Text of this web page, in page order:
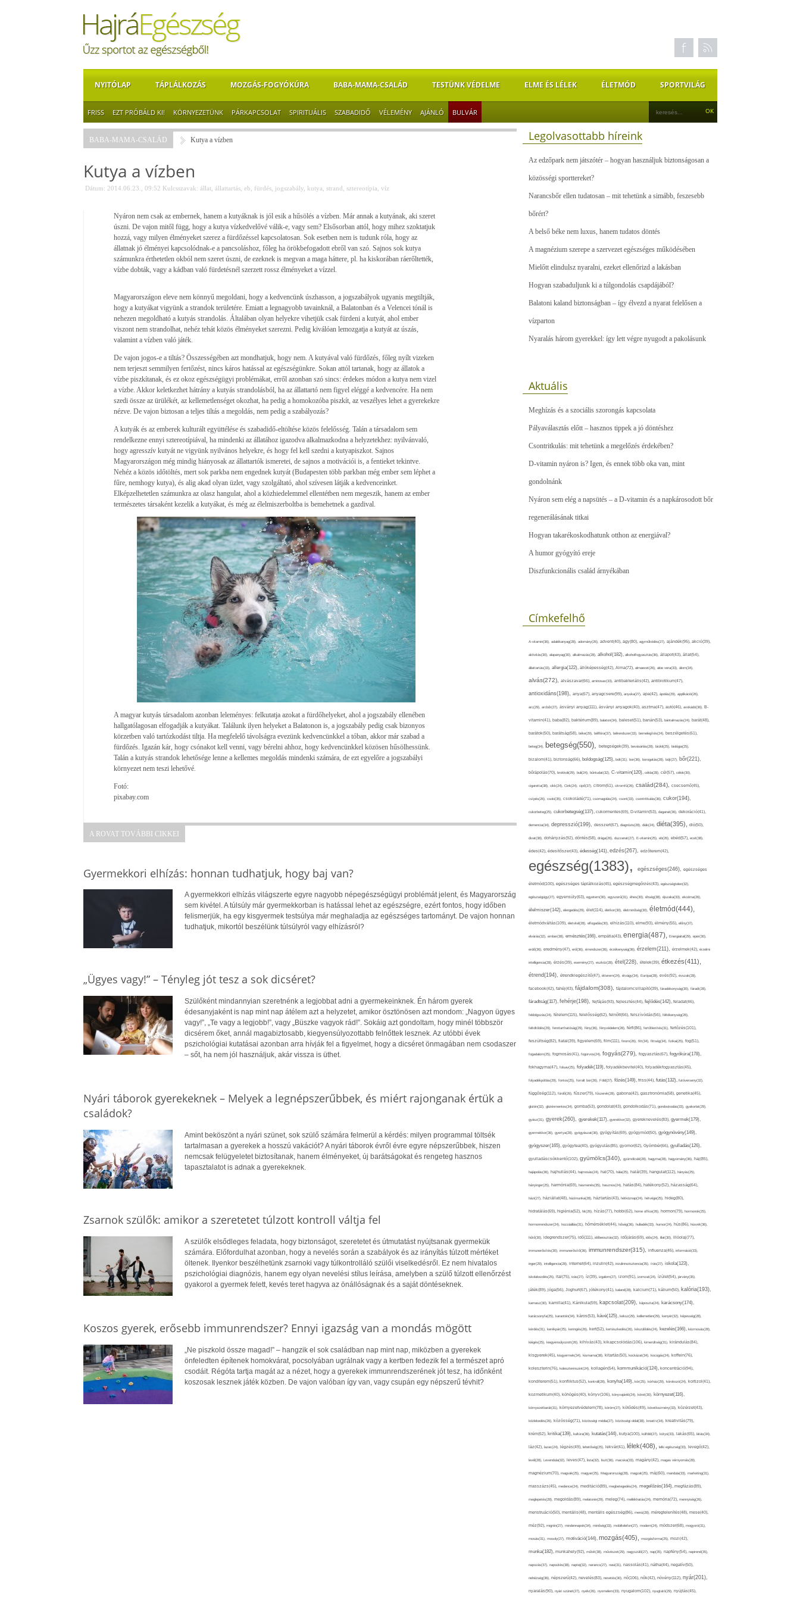
NYITÓLAP TÁPLÁLKOZÁS MOZGÁS-FOGYÓKÚRA BABA-MAMA-CSALÁD TESTÜNK VÉDELME ELME ÉS LÉLEK ÉLETMÓD SPORTVILÁG
FRISS EZT PRÓBÁLD KI! KÖRNYEZETÜNK PÁRKAPCSOLAT SPIRITUÁLIS SZABADIDŐ VÉLEMÉNY AJÁNLÓ BULVÁR
BABA-MAMA-CSALÁD Kutya a vízben
Kutya a vízben
Dátum: 2014.06.23., 09:52 Kulcsszavak: állat, állattartás, eb fürdés, jogszabály, kutya strand sztereotípia víz
Nyáron nem csak az embernek, hanem a kutyáknak is jól esik a hűsölés a vízben. Már annak a kutyának, aki szeret
úszni. De vajon mitől függ, hogy a kutya vízkedvelővé válik-e, vagy sem? Elsősorban attól, hogy mihez szoktatjuk
hozzá, vagy milyen élményeket szerez a fürdőzéssel kapcsolatosan. Sok esetben nem is tudunk róla, hogy az
állatnak jó élményei kapcsolódnak-e a pancsoláshoz, főleg ha örökbefogadott ebről van szó. Sajnos sok kutya
számunkra érthetetlen okból nem szeret úszni, de ezeknek is megvan a maga háttere, pl. ha kiskorában ráerőltették,
vízbe dobták, vagy a kádban való fürdetésnél szerzett rossz élményeket a vízzel.
Magyarországon eleve nem könnyű megoldani, hogy a kedvencünk úszhasson, a jogszabályok ugyanis megtiltják,
hogy a kutyákat vigyünk a strandok területére. Emiatt a legnagyobb tavainknál, a Balatonban és a Velencei tónál is
nehezen megoldható a kutyás strandolás. Általában olyan helyekre vihetjük csak fürdeni a kutyát, ahol ember
viszont nem strandolhat, nehéz tehát közös élményeket szerezni. Pedig kiválóan lemozgatja a kutyát az úszás,
valamint a vízben való játék.
De vajon jogos-e a tiltás? Összességében azt mondhatjuk, hogy nem. A kutyával való fürdőzés, főleg nyílt vizeken
nem terjeszt semmilyen fertőzést, nincs káros hatással az egészségünkre. Sokan attól tartanak, hogy az állatok a
vízbe piszkítanak, és ez okoz egészségügyi problémákat, erről azonban szó sincs: érdekes módon a kutya nem vizel
a vízbe. Akkor keletkezhet hátrány a kutyás strandolásból, ha az állattartó nem figyel eléggé a kedvencére. Ha nem
szedi össze az ürülékét, az kellemetlenséget okozhat, ha pedig a homokozóba piszkít, az veszélyes lehet a gyerekekre
nézve. De vajon biztosan a teljes tiltás a megoldás, nem pedig a szabályozás?
A kutyák és az emberek kulturált együttélése és szabadidő-eltöltése közös felelősség. Talán a társadalom sem
rendelkezne ennyi sztereotípiával, ha mindenki az állatához igazodva alkalmazkodna a helyzetekhez: nyilvánvaló,
hogy agresszív kutyát ne vigyünk nyilvános helyekre, és hogy fel kell szedni a kutyapiszkot. Sajnos
Magyarországon még mindig hiányosak az állattartók ismeretei, de sajnos a motivációi is, a fentieket tekintve.
Nehéz a közös időtöltés, mert sok parkba nem engednek kutyát (Budapesten több parkban még ember sem léphet a
fűre, nemhogy kutya), és alig akad olyan üzlet, vagy szolgáltató, ahol szívesen látják a kedvenceinket.
Elképzelhetetlen számunkra az olasz hangulat, ahol a közhiedelemmel ellentétben nem megeszik, hanem az ember
természetes társaként kezelik a kutyákat, és még az élelmiszerboltba is bemehetnek a gazdival.
A magyar kutyás társadalom azonban leleményes: felkutatja azokat a fürdőhelyeket, ahol a jogszabály ellenében
hallgatólagosan elfogadják a kutyákat. Találunk ilyen helyeket a Balatonon is, a jogszabály pedig csak bizonyos
körzetben való tartózkodást tiltja. Ha megfelelő távolságra evezünk kedvencünkkel a tóban, akkor már szabad a
fürdőzés. Igazán kár, hogy csónakot kell venni, vagy bérelni ahhoz, hogy kedvencünkkel közösen hűsölhessünk.
Talán a kutyás strandok lehetősége lenne a kellemes megoldás mindenki számára, de ezt egyelőre a jogszabályi
környezet nem teszi lehetővé.
Fotó:
pixabay.com
A ROVAT TOVÁBBI CIKKEI
Gyermekkori elhízás: honnan tudhatjuk, hogy baj van?
A gyermekkori elhízás világszerte egyre nagyobb népegészségügyi problémát jelent, és Magyarország
sem kivétel. A túlsúly már gyermekkorban is hatással lehet az egészségre, ezért fontos, hogy időben
felismerjük, ha egy kisgyermek testsúlya már meghaladja az egészséges tartományt. De vajon honnan
tudhatjuk, mikortól beszélünk túlsúlyról vagy elhízásról?
„Ügyes vagy!” – Tényleg jót tesz a sok dicséret?
Szülőként mindannyian szeretnénk a legjobbat adni a gyermekeinknek. Én három gyerek
édesanyjaként is nap mint nap átélem azt a helyzetet, amikor ösztönösen azt mondom: „Nagyon ügyes
vagy!”, „Te vagy a legjobb!”, vagy „Büszke vagyok rád!”. Sokáig azt gondoltam, hogy minél többször
dicsérem őket, annál magabiztosabb, kiegyensúlyozottabb felnőttek lesznek. Az utóbbi évek
pszichológiai kutatásai azonban arra hívják fel a figyelmet, hogy a dicséret önmagában nem csodaszer
– sőt, ha nem jól használjuk, akár vissza is üthet.
Nyári táborok gyerekeknek – Melyek a legnépszerűbbek, és miért rajonganak értük a
családok?
Amint beköszönt a nyári szünet, sok szülő számára felmerül a kérdés: milyen programmal töltsék
tartalmasan a gyerekek a hosszú vakációt? A nyári táborok évről évre egyre népszerűbbek, hiszen
nemcsak felügyeletet biztosítanak, hanem élményeket, új barátságokat és rengeteg hasznos
tapasztalatot is adnak a gyerekeknek.
Zsarnok szülők: amikor a szeretetet túlzott kontroll váltja fel
A szülők elsődleges feladata, hogy biztonságot, szeretetet és útmutatást nyújtsanak gyermekük
számára. Előfordulhat azonban, hogy a nevelés során a szabályok és az irányítás túlzott mértéket
öltenek. Ilyenkor beszélhetünk zsarnoki vagy túlkontrolláló szülői viselkedésről. Ez nem hivatalos
pszichológiai diagnózis, hanem egy olyan nevelési stílus leírása, amelyben a szülő túlzott ellenőrzést
gyakorol a gyermek felett, kevés teret hagyva az önállóságnak és a saját döntéseknek.
Koszos gyerek, erősebb immunrendszer? Ennyi igazság van a mondás mögött
„Ne piszkold össze magad!” – hangzik el sok családban nap mint nap, miközben a gyerekek
önfeledten építenek homokvárat, pocsolyában ugrálnak vagy a kertben fedezik fel a természet apró
csodáit. Régóta tartja magát az a nézet, hogy a gyerekek immunrendszerének jót tesz, ha időnként
koszosak lesznek játék közben. De vajon valóban így van, vagy csupán egy népszerű tévhit?
Legolvasottabb híreink
Az edzőpark nem játszótér – hogyan használjuk biztonságosan a
közösségi sporttereket?
Narancsbőr ellen tudatosan – mit tehetünk a simább, feszesebb
bőrért?
A belső béke nem luxus, hanem tudatos döntés
A magnézium szerepe a szervezet egészséges működésében
Mielőtt elindulsz nyaralni, ezeket ellenőrizd a lakásban
Hogyan szabaduljunk ki a túlgondolás csapdájából?
Balatoni kaland biztonságban – így élvezd a nyarat felelősen a
vízparton
Nyaralás három gyerekkel: így lett végre nyugodt a pakolásunk
Aktuális
Meghízás és a szociális szorongás kapcsolata
Pályaválasztás előtt – hasznos tippek a jó döntéshez
Csontritkulás: mit tehetünk a megelőzés érdekében?
D-vitamin nyáron is? Igen, és ennek több oka van, mint
gondolnánk
Nyáron sem elég a napsütés – a D-vitamin és a napkárosodott bőr
regenerálásának titkai
Hogyan takarékoskodhatunk otthon az energiával?
A humor gyógyító ereje
Diszfunkcionális család árnyékában
Címkefelhő
A-vitamin(36), adalékanyag(28), adomány(26), advent(40), agy(80), agyműködés(27), ajándék(95), akció(39),
aktivitás(30), alapanyag(30), alkalmazás(28), alkohol(182), alkoholfogyasztás(36), állapot(43), állat(54),
állattartás(33), allergia(122), állóképesség(42), Alma(72), almaecet(26), aloe vera(33), álom(34),
alvás(272), alvászavar(66), aminosav(33), antibakteriális(42), antibiotikum(47),
antioxidáns(198), anya(67), anyagcsere(99), anyuka(27), apa(42), ápolás(29), applikáció(26),
arc(29), arcbőr(27), ásványi anyag(111), ásványi anyagok(40), asztma(47), autó(46), avokádó(36), B-
vitamin(41), baba(82), baktérium(89), balaton(34), baleset(51), banán(53), bántalmazás(24), barát(48),
barátok(50), barátság(58), béke(29), bélflóra(37), bélrendszer(33), bemelegítés(24), beszélgetés(61),
beteg(34), betegség(550), betegségek(39), bevásárlás(28), bicikli(25), biológia(25),
bizalom(41), biztonság(66), boldogság(125), bolt(31), bor(36), borogatás(28), böjt(27), bőr(221),
bőrápolás(70), brokkoli(29), buli(24), bűntudat(32), C-vitamin(120), cékla(28), cél(57), célok(30),
cigaretta(38), cikk(24), Cink(24), cipő(37), citrom(61), citromfű(26), család(284), csecsemő(45),
csípés(26), csoki(35), csokoládé(71), csomagolás(24), csont(33), csontritkulás(36), cukor(194),
cukorbeteg(25), cukorbetegség(137), cukormentes(69), D-vitamin(53), daganat(36), dekoráció(41),
demencia(34), depresszió(199), desszert(67), diagnózis(28), diák(24), diéta(395), dió(50),
divat(38), dohányzás(92), döntés(58), drága(26), duzzanat(27), E-vitamin(25), eb(26), ebéd(57), ecet(38),
édes(42), édesítőszer(43), édesség(141), edzés(267), edzőterem(42),
egészség(1383), egészséges(246), egészséges
életmód(100), egészséges táplálkozás(45), egészségmegőrzés(43), egészségtelen(32),
egészségügy(27), egyensúly(63), egyetem(30), egyszerű(31), éhes(30), éhség(38), éjszaka(33), ekcéma(26),
élelmiszer(142), elengedés(29), élet(114), életkor(30), életminőség(30), életmód(444),
életmódváltás(109), életvitel(28), elfogadás(30), elhízás(110), elme(93), élmény(55), előny(37),
elvárás(32), ember(38), emésztés(166), empátia(43), energia(487), Energiaital(29), eper(30),
erdő(36), eredmény(47), erő(36), érrendszer(36), érzékenység(36), érzelem(211), érzelmek(42), érzelmi
intelligencia(28), érzés(39), esemény(27), eszköz(28), étel(228), ételek(39), étkezés(411),
étrend(194), étrendkiegészítő(47), étterem(24), étvágy(34), Európa(28), evés(92), évszak(28),
facebook(42), fahéj(43), fájdalom(308), fájdalomcsillapító(39), fáradékonyság(30), fáradt(28),
fáradtság(117), fehérje(198), fejfájás(93), fejlesztés(44), fejlődés(142), feladat(46),
feldolgozás(24), félelem(115), felelősség(62), felnőtt(66), felszívódás(56), féltékenység(26),
feltöltődés(29), fenntarthatóság(29), fény(36), fényvédelem(28), férfi(86), fertőtlenítés(31), fertőzés(101),
feszültség(82), fiatal(39), figyelem(69), film(111), finom(26), fitt(34), fittség(34), fizikai(25), fog(51),
fogadalom(25), fogmosás(41), fogorvos(24), fogyás(279), fogyasztás(67), fogyókúra(178),
fokhagyma(47), folsav(25), folyadék(119), folyadékbevitel(40), folyadékfogyasztás(45),
folyadékpótlás(29), fontos(25), forralt bor(26), Föld(27), főzés(149), friss(44), futás(132), futóverseny(32),
függőség(112), fürdő(26), fűszer(79), fűszerek(28), gabona(42), gasztronómia(58), genetika(45),
glutén(32), gluténmentes(34), gomba(53), gondolat(43), gondolkodás(71), gondoskodás(33), gyakorlat(29),
gyász(31), gyerek(260), gyerekek(117), gyerekkor(32), gyereknevelés(83), gyermek(179),
gyermekkor(36), gyertya(28), gyógyászat(36), gyógyítás(69), gyógymód(50), gyógynövény(149),
gyógyszer(165), gyógytea(40), gyógyulás(85), gyomor(62), Gyömbér(66), gyulladás(126),
gyulladáscsökkentő(102), gyümölcs(340), gyümölcslé(28), hagyma(28), hagyomány(36), haj(85),
hajápolás(36), hajhullás(44), hajmosás(24), hal(70), hála(25), halál(39), hangulat(112), hányás(25),
hányinger(25), harmónia(69), hasmenés(35), hasznos(24), hatás(84), hatékony(52), házasság(64),
házi(27), háziállat(48), házimunka(28), háztartás(43), hétköznap(24), hétvége(25), hideg(80),
hidratálás(69), higiénia(52), hit(26), hízás(77), hobbi(62), home office(26), hormon(79), hormonok(25),
hormonrendszer(24), hozzáállás(31), hőmérséklet(44), hőség(36), hulladék(33), humor(24), hús(86), húsvét(36),
hűtő(30), idegrendszer(75), idő(111), időbeosztás(32), időjárás(69), idős(24), illat(30), illóolaj(77),
immunerősítés(30), immunerősítő(36), immunrendszer(315), influenza(45), információ(33),
inger(29), intelligencia(28), internet(64), inzulin(42), inzulinrezisztencia(35), írás(27), iskola(123),
iskolakezdés(25), ital(75), ivás(27), íz(39), izgalom(27), izom(91), izomzat(24), ízület(54), járvány(35),
játék(89), jóga(56), Joghurt(67), jótékony(41), kaland(28), kalcium(71), kálium(50), kalória(193),
kamasz(30), kamilla(41), Kánikula(59), kapcsolat(209), káposzta(24), karácsony(174),
karácsonyfa(25), karantén(34), káros(53), kávé(125), keksz(29), kellemetlen(29), kenyér(32), képesség(28),
kérdés(31), kerékpár(25), keringés(26), kert(52), kertészkedés(26), készülődés(24), kezelés(166), kézmosás(28),
kiégés(25), kiegyensúlyozott(26), kihívás(43), kikapcsolódás(106), kimerültség(31), kirándulás(84),
kisgyerek(45), kisgyermek(34), kismama(38), kitartás(50), kockázat(34), kocogás(24), koffein(76),
koleszterin(76), koleszterinszint(24), kollagén(54), kommunikáció(124), koncentráció(94),
konditerem(51), konfliktus(52), kontroll(28), konyha(149), kór(25), kórház(29), kórokozó(24), kortizol(41),
kozmetikum(40), köhögés(40), könyv(106), könyvajánló(24), köret(30), környezet(116),
környezetbarát(31), környezetvédelem(78), köröm(27), kötődés(49), következmény(33), közérzet(43),
közlekedés(26), közösség(71), közösségi média(27), közösségi oldal(38), kreatív(34), kreativitás(79),
krém(62), kritika(139), kultúra(36), kutatás(144), kutya(100), külföld(27), kütyü(33), lakás(65), látás(34),
láz(42), lazac(24), légzés(49), lehetőség(25), lekvár(41), lélek(408), lelki egészség(33), levegő(42),
levél(28), Levendula(32), leves(47), lista(32), liszt(36), macska(33), magány(42), magas vérnyomás(28),
magnézium(70), magvak(25), magyar(25), Magyarország(28), magzat(25), máj(60), mandula(33), marketing(31),
masszázs(45), medence(24), meditáció(89), megbetegedés(24), megelőzés(164), megfázás(89),
meglepetés(28), megoldás(89), melatonin(29), meleg(74), mellékhatás(24), memória(72), mennyiség(26),
menstruáció(50), mentális(48), mentális egészség(86), menü(28), méregtelenítés(48), mese(40),
méz(92), migrén(27), mindennapok(34), minőség(33), mobiltelefon(27), modern(24), módszer(68), mogyoró(31),
mosás(31), mosoly(27), motiváció(144), mozgás(405), mozgásforma(25), mozi(42),
munka(182), munkahely(92), műtét(38), művészet(29), nagyszülő(27), nap(35), napfény(54), napirend(35),
napozás(37), napsütés(38), naptej(32), narancs(27), nasi(31), nassolás(41), nátha(44), negatív(50),
nehézség(36), népszerű(42), nevelés(83), nevetés(30), nő(106), nők(42), növény(112), nyár(201),
nyaralás(90), nyári szünet(27), nyelv(26), nyomelem(33), nyugalom(102), nyugtató(29), nyújtás(45),